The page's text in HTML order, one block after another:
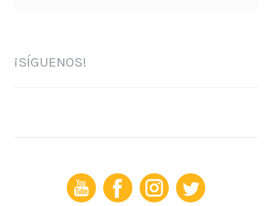
¡SÍGUENOS!